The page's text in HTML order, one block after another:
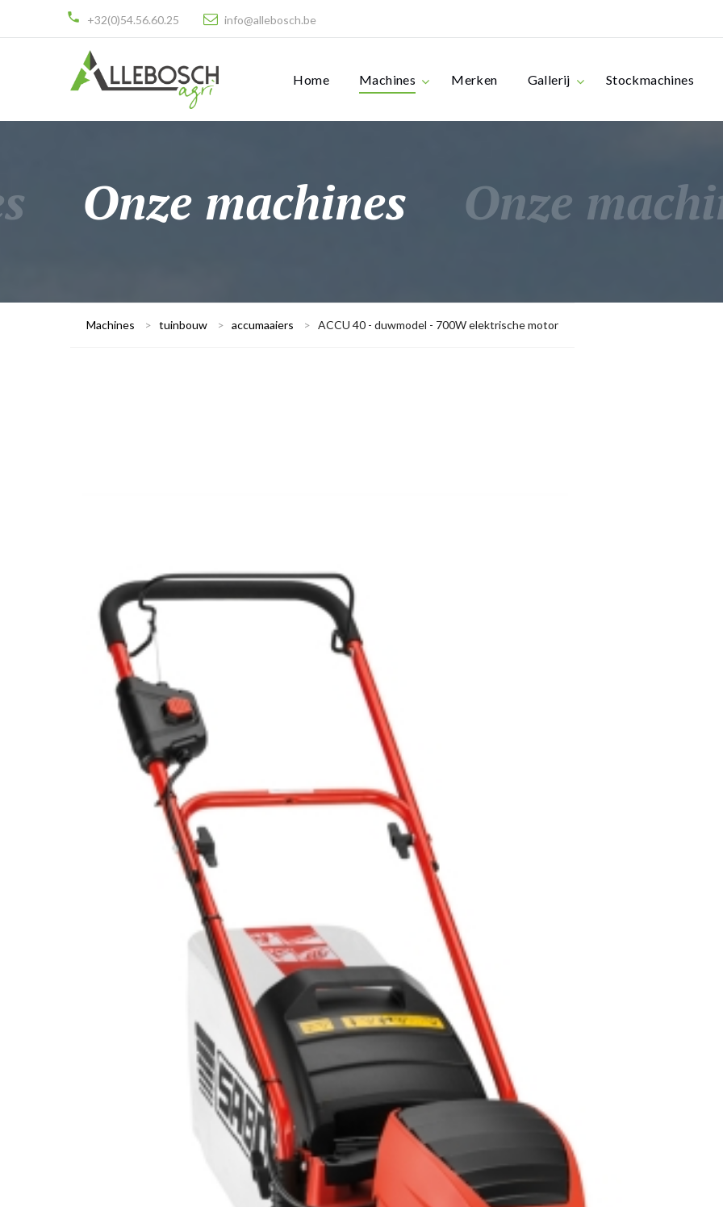
+32(0)54.56.60.25 info@allebosch.be
Home Machines Merken Gallerij Stockmachines
Onze machines Onze
Machines > tuinbouw > accumaaiers > ACCU 40 - duwmodel - 700W elektrische motor